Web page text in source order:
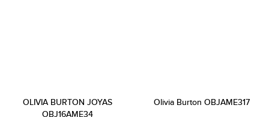
OLIVIA BURTON JOYAS
OBJ16AME34
Olivia Burton OBJAME317